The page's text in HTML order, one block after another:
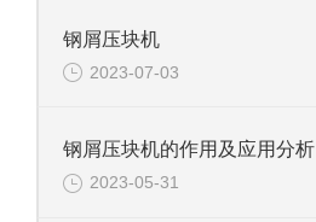
钢屑压块机
2023-07-03
钢屑压块机的作用及应用分析
2023-05-31